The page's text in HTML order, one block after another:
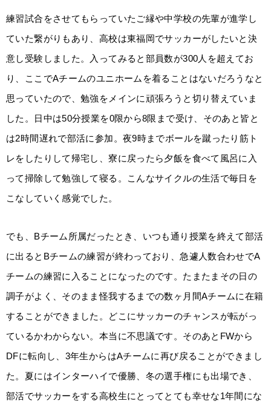
練習試合をさせてもらっていたご縁や中学校の先輩が進学し
ていた繋がりもあり、高校は東福岡でサッカーがしたいと決
意し受験しました。入ってみると部員数が300人を超えてお
り、ここでAチームのユニホームを着ることはないだろうなと
思っていたので、勉強をメインに頑張ろうと切り替えていま
した。日中は50分授業を0限から8限まで受け、そのあと皆と
は2時間遅れで部活に参加。夜9時までボールを蹴ったり筋ト
レをしたりして帰宅し、寮に戻ったら夕飯を食べて風呂に入
って掃除して勉強して寝る。こんなサイクルの生活で毎日を
こなしていく感覚でした。
でも、Bチーム所属だったとき、いつも通り授業を終えて部活
に出るとBチームの練習が終わっており、急遽人数合わせでA
チームの練習に入ることになったのです。たまたまその日の
調子がよく、そのまま怪我するまでの数ヶ月間Aチームに在籍
することができました。どこにサッカーのチャンスが転がっ
ているかわからない。本当に不思議です。そのあとFWから
DFに転向し、3年生からはAチームに再び戻ることができまし
た。夏にはインターハイで優勝、冬の選手権にも出場でき、
部活でサッカーをする高校生にとってとても幸せな1年間にな